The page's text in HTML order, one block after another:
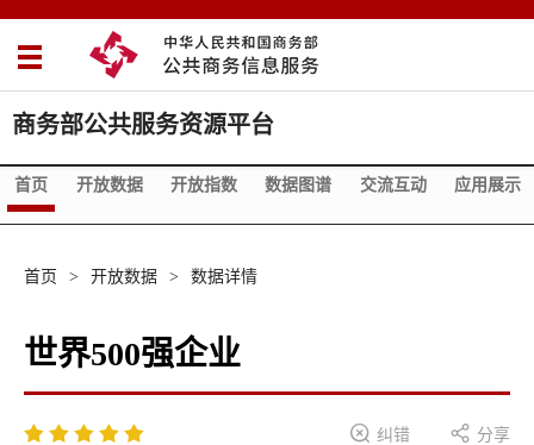
商务部公共服务资源平台
首页 开放数据 开放指数 数据图谱 交流互动 应用展示
首页 > 开放数据 > 数据详情
世界500强企业
      纠错  分享